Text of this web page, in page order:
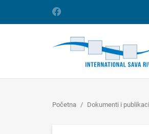
Početna Dokumenti i